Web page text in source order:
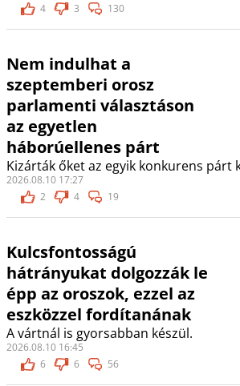
4
3 130
Nem indulhat a
szeptemberi orosz
parlamenti választáson
az egyetlen
háborúellenes párt
Kizárták őket az egyik konkurens párt
2026.08.10 17:27
2
4 19
Kulcsfontosságú
hátrányukat dolgozzák le
épp az oroszok, ezzel az
eszközzel fordítanának
A vártnál is gyorsabban készül.
2026.08.10 16:45
6
6 56